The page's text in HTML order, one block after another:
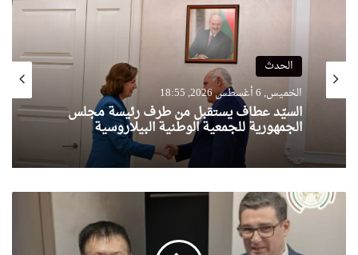
الحدث
الخميس, 6 أغسطس 2026, 18:55
السيّد عطاف يستقبل من طرف رئيسة مجلس
الجمهورية للجمعية الوطنية البيلاروسية
مباحثات
جزائرية-